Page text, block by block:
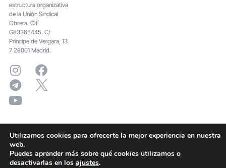
estructura organizativa
de la Unión Sindical
Obrera. CIF
G83365445. C/
Principe de Vergara, 13
7 28001 Madrid.
Utilizamos cookies para ofrecerte la mejor experiencia en nuestra
web.
Puedes aprender más sobre qué cookies utilizamos o
desactivarlas en los ajustes.